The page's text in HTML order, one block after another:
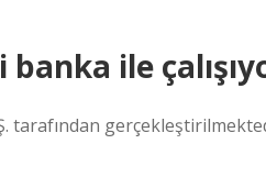
ile
tarafından